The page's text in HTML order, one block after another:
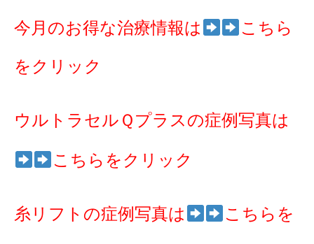
今月のお得な治療情報は こちら
をクリック
ウルトラセルＱプラスの症例写真は
こちらをクリック
糸リフトの症例写真は こちらを